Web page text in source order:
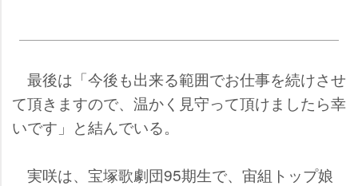
最後は「今後も出来る範囲でお仕事を続けさせ
て頂きますので、温かく見守って頂けましたら幸
いです」と結んでいる。
実咲は、宝塚歌劇団95期生で、宙組トップ娘